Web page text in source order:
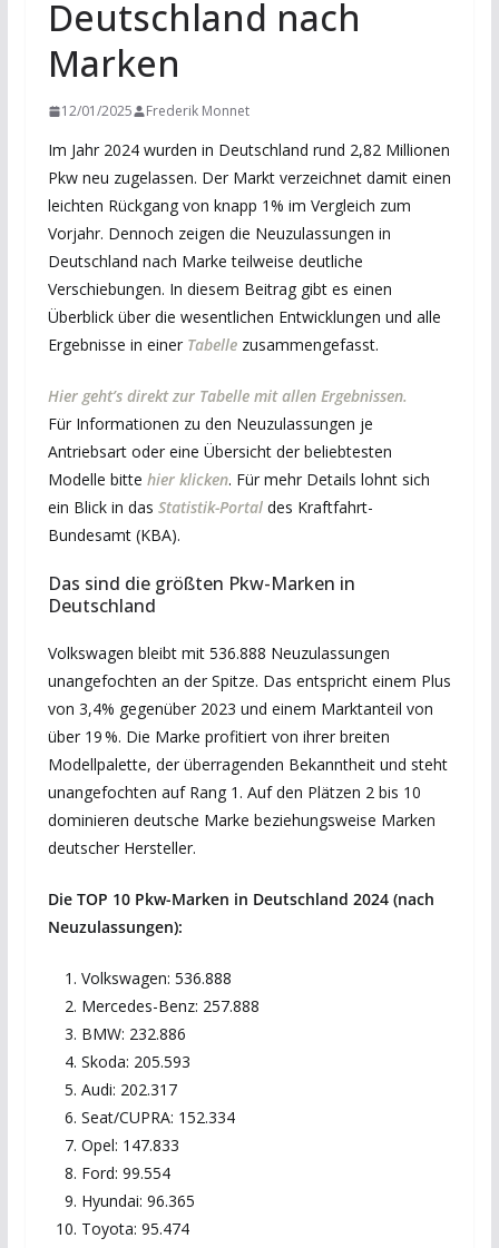
Deutschland nach
Marken
12/01/2025 Frederik Monnet
Im Jahr 2024 wurden in Deutschland rund 2,82 Millionen
Pkw neu zugelassen. Der Markt verzeichnet damit einen
leichten Rückgang von knapp 1% im Vergleich zum
Vorjahr. Dennoch zeigen die Neuzulassungen in
Deutschland nach Marke teilweise deutliche
Verschiebungen. In diesem Beitrag gibt es einen
Überblick über die wesentlichen Entwicklungen und alle
Ergebnisse in einer Tabellezusammengefasst.
Hier geht’s direkt zur Tabelle mit allen Ergebnissen.
Für Informationen zu den Neuzulassungen je
Antriebsart oder eine Übersicht der beliebtesten
Modelle bitte hier klicken. Für mehr Details lohnt sich
ein Blick in das Statistik-Portal des Kraftfahrt-
Bundesamt (KBA).
Das sind die größten Pkw-Marken in
Deutschland
Volkswagen bleibt mit 536.888 Neuzulassungen
unangefochten an der Spitze. Das entspricht einem Plus
von 3,4% gegenüber 2023 und einem Marktanteil von
über 19 %. Die Marke profitiert von ihrer breiten
Modellpalette, der überragenden Bekanntheit und steht
unangefochten auf Rang 1. Auf den Plätzen 2 bis 10
dominieren deutsche Marke beziehungsweise Marken
deutscher Hersteller.
Die TOP 10 Pkw-Marken in Deutschland 2024 (nach
Neuzulassungen):
Volkswagen: 536.888
Mercedes-Benz: 257.888
BMW: 232.886
Skoda: 205.593
Audi: 202.317
Seat/CUPRA: 152.334
Opel: 147.833
Ford: 99.554
Hyundai: 96.365
Toyota: 95.474